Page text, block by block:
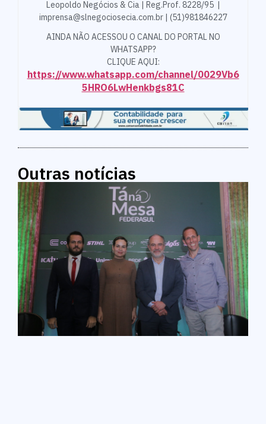
Leopoldo Negócios & Cia | Reg.Prof. 8228/95 |
imprensa@slnegociosecia.com.br | (51)981846227
AINDA NÃO ACESSOU O CANAL DO PORTAL NO
WHATSAPP?
CLIQUE AQUI:
https://www.whatsapp.com/channel/0029Vb6
5HRO6LwHenkbgs81C
Outras notícias